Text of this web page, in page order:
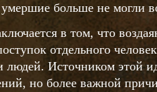
больше не могли
в том, что
отдельного
людей. Источником этой
но более важной